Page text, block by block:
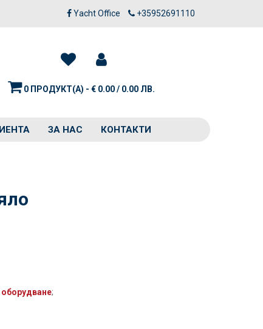
Yacht Office +35952691110
0 ПРОДУКТ(А) - € 0.00 / 0.00 ЛВ.
ЗА НАС КОНТАКТИ
;